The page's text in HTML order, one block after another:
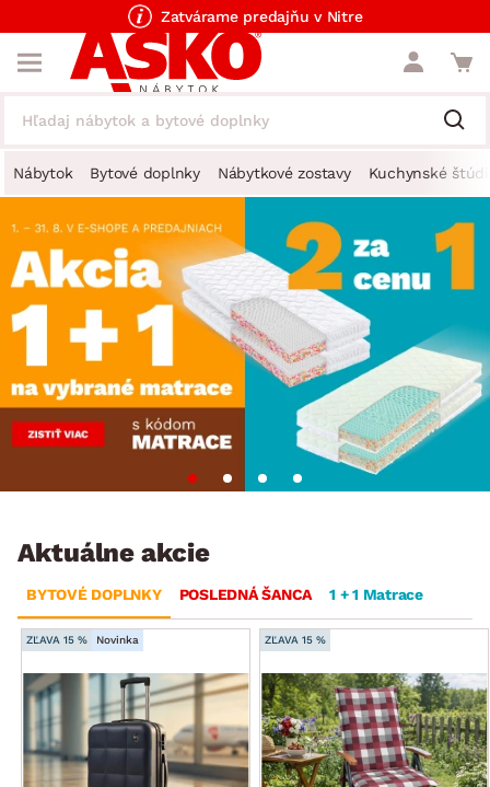
Zatvárame predajňu v Nitre
Nábytok Bytové doplnky Nábytkové zostavy Kuchynské
Aktuálne akcie
BYTOVÉ DOPLNKY POSLEDNÁ ŠANCA 1 + 1 Matrace
ZĽAVA 15 % Novinka ZĽAVA 15 %